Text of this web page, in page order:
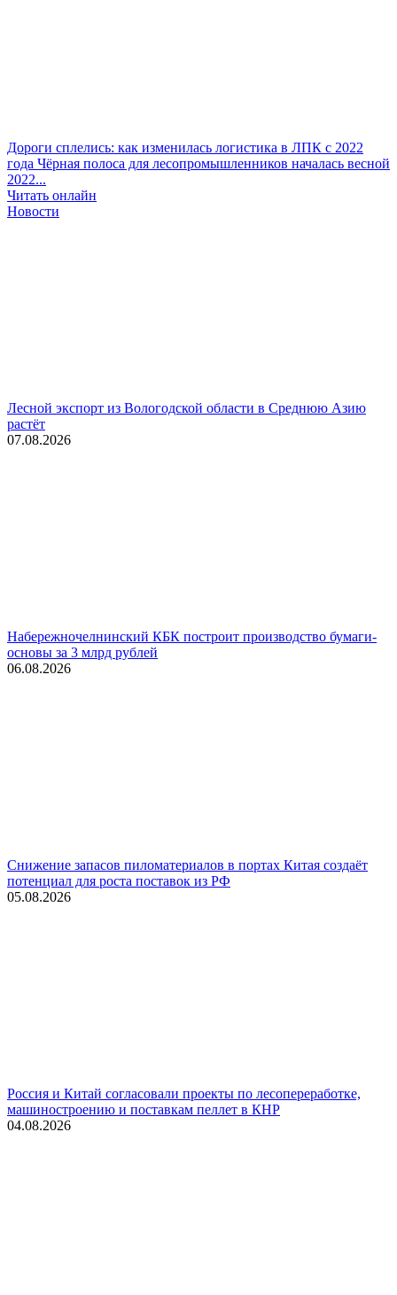
Дороги сплелись: как изменилась логистика в ЛПК с 2022
года Чёрная полоса для лесопромышленников началась весной
2022...
Читать онлайн
Новости
Лесной экспорт из Вологодской области в Среднюю Азию
растёт
07.08.2026
Набережночелнинский КБК построит производство бумаги-
основы за 3 млрд рублей
06.08.2026
Снижение запасов пиломатериалов в портах Китая создаёт
потенциал для роста поставок из РФ
05.08.2026
Россия и Китай согласовали проекты по лесопереработке,
машиностроению и поставкам пеллет в КНР
04.08.2026